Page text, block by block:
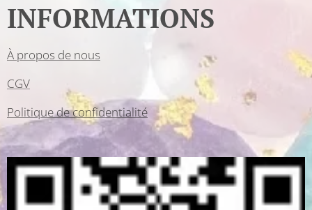
INFORMATIONS
À propos de nous
CGV
Politique de confidentialité